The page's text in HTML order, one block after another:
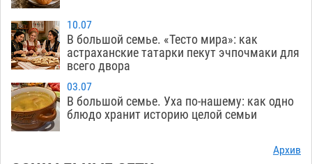
19:07
Уникальные артефакты Золотой Орды
выставили в астраханском музее
05.08
18:29
Маленькую девочку увезли в больницу после
ДТП у «Алимпика» в Астрахани
16:31
Всероссийская летняя перепись воробьев
стартует в Астрахани
Астраханские пожарные поезда с начала года
10.07
В большой семье. «Тесто мира»: как
астраханские татарки пекут эчпочмаки для
всего двора
03.07
В большой семье. Уха по-нашему: как одно
блюдо хранит историю целой семьи
Архив